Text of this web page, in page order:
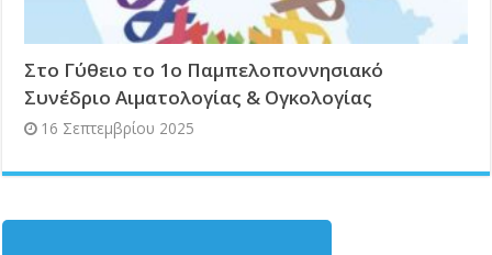
Στο Γύθειο το 1ο Παμπελοποννησιακό
Συνέδριο Αιματολογίας & Ογκολογίας
16 Σεπτεμβρίου 2025